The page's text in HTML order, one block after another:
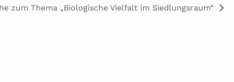
zum Thema „Biologische Vielfalt im Siedlungsraum“